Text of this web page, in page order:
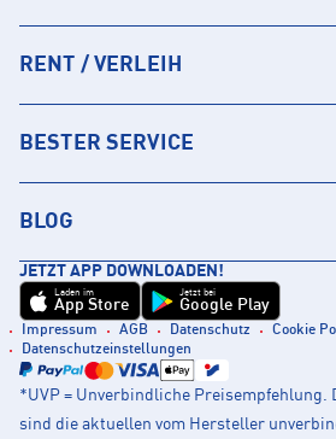
RENT / VERLEIH
BESTER SERVICE
BLOG
JETZT APP DOWNLOADEN!
Laden im
App Store
Jetzt bei
Google Play
Impressum AGB Datenschutz
Cookie
Datenschutzeinstellungen
*UVP = Unverbindliche Preisempfehlung.
sind die aktuellen vom Hersteller